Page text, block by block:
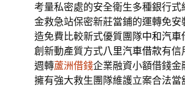
考量私密處的安全衛生多種銀行
金救急站保密新莊當鋪的運轉免安
造免費比較新式優質團隊中和汽車
創新動產質方式八里汽車借款有信
週轉蘆洲借錢企業融資小額借錢
擁有強大救生團隊維護立案合法